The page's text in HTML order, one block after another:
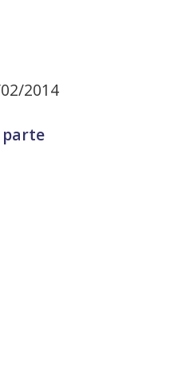
2014
parte